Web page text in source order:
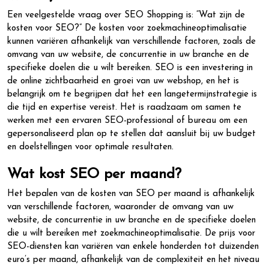
Een veelgestelde vraag over SEO Shopping is: “Wat zijn de
kosten voor SEO?” De kosten voor zoekmachineoptimalisatie
kunnen variëren afhankelijk van verschillende factoren, zoals de
omvang van uw website, de concurrentie in uw branche en de
specifieke doelen die u wilt bereiken. SEO is een investering in
de online zichtbaarheid en groei van uw webshop, en het is
belangrijk om te begrijpen dat het een langetermijnstrategie is
die tijd en expertise vereist. Het is raadzaam om samen te
werken met een ervaren SEO-professional of bureau om een
gepersonaliseerd plan op te stellen dat aansluit bij uw budget
en doelstellingen voor optimale resultaten.
Wat kost SEO per maand?
Het bepalen van de kosten van SEO per maand is afhankelijk
van verschillende factoren, waaronder de omvang van uw
website, de concurrentie in uw branche en de specifieke doelen
die u wilt bereiken met zoekmachineoptimalisatie. De prijs voor
SEO-diensten kan variëren van enkele honderden tot duizenden
euro’s per maand, afhankelijk van de complexiteit en het niveau